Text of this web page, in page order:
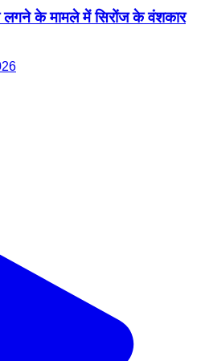
लगने के मामले में सिरोंज के वंशकार